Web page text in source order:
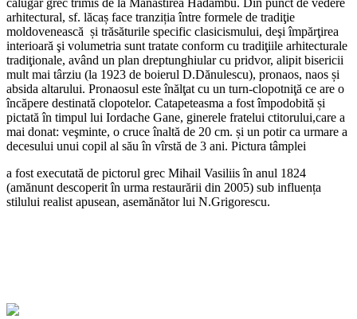
arhitectural, sf. lăcaș face tranziția între formele de tradiţie
moldovenească și trăsăturile specific clasicismului, deşi împărţirea
interioară şi volumetria sunt tratate conform cu tradiţiile arhitecturale
tradiţionale, având un plan dreptunghiular cu pridvor, alipit bisericii
mult mai târziu (la 1923 de boierul D.Dănulescu), pronaos, naos și
absida altarului. Pronaosul este înălţat cu un turn-clopotniţă ce are o
încăpere destinată clopotelor. Catapeteasma a fost împodobită și
pictată în timpul lui Iordache Gane, ginerele fratelui ctitorului,care a
mai donat: veşminte, o cruce înaltă de 20 cm. și un potir ca urmare a
decesului unui copil al său în vîrstă de 3 ani. Pictura tâmplei
a fost executată de pictorul grec Mihail Vasiliis în anul 1824
(amănunt descoperit în urma restaurării din 2005) sub influența
stilului realist apusean, asemănător lui N.Grigorescu.